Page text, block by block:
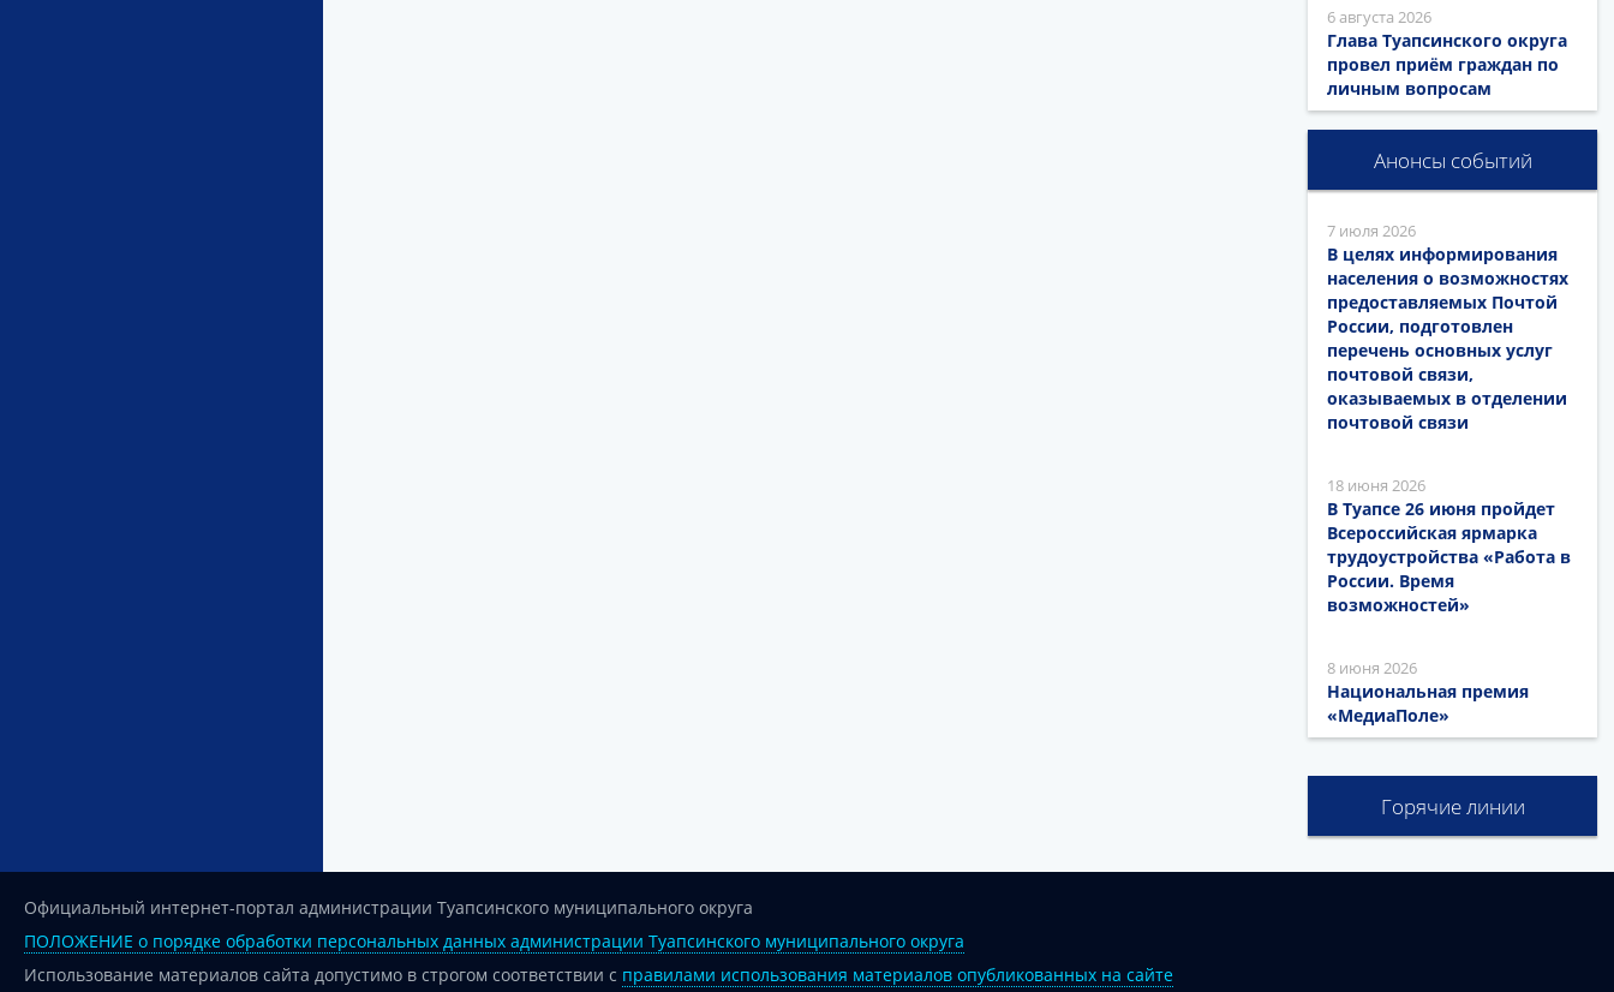
6 августа 2026
Глава Туапсинского округа
провел приём граждан по
личным вопросам
Анонсы событий
7 июля 2026
В целях информирования
населения о возможностях
предоставляемых Почтой
России, подготовлен
перечень основных услуг
почтовой связи,
оказываемых в отделении
почтовой связи
18 июня 2026
В Туапсе 26 июня пройдет
Всероссийская ярмарка
трудоустройства «Работа в
России. Время
возможностей»
8 июня 2026
Национальная премия
«МедиаПоле»
Горячие линии
Официальный интернет-портал администрации Туапсинского муниципального округа
ПОЛОЖЕНИЕ о порядке обработки персональных данных администрации Туапсинского муниципального округа
Использование материалов сайта допустимо в строгом соответствии с правилами использования материалов опубликованных на сайте